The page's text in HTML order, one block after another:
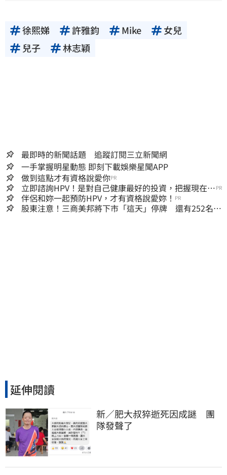
徐熙娣 許雅鈞 Mike
女兒
兒子
林志穎
最即時的新聞話題 追蹤訂閱三立新聞網
一手掌握明星動態 即刻下載娛樂星聞APP
做到這點才有資格說愛你PR
立即諮詢HPV！是對自己健康最好的投資，把握現在不
嫌晚！
PR
伴侶和妳一起預防HPV，才有資格說愛妳！ PR
股東注意！三商美邦將下市「這天」停牌 還有252名千
延伸閱讀
新／肥大叔猝逝死因成謎　團
隊發聲了